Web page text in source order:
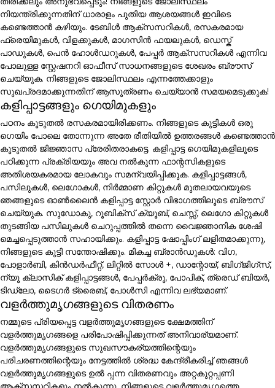
നിയന്ത്രിക്കുന്നതിന് ധാരാളം പുതിയ ആശയങ്ങൾ ഇവിടെ
കണ്ടെത്താൻ കഴിയും. ടേബിൾ ആക്സസറികൾ, രസകരമായ
ഫ്രെയിമുകൾ, വിളക്കുകൾ, മാഗസിൻ ഫയലുകൾ, ഡെസ്ക്
പാഡുകൾ, പെൻ ഹോൾഡറുകൾ, പേപ്പർ ആക്സസറികൾ എന്നിവ
പോലുള്ള സ്റ്റേഷനറി ഓഫീസ് സാധനങ്ങളുടെ ശേഖരം ബ്രൗസ്
ചെയ്യുക. നിങ്ങളുടെ ജോലിസ്ഥലം എന്നത്തേക്കാളും
സുഖപ്രദമാക്കുന്നതിന് ആസൂത്രണം ചെയ്യാൻ സമയമെടുക്കുക!
കളിപ്പാട്ടങ്ങളും ഗെയിമുകളും
പഠനം കൂടുതൽ രസകരമായിരിക്കണം. നിങ്ങളുടെ കുട്ടികൾ ഒരു
ഗെയിം പോലെ തോന്നുന്ന അതേ രീതിയിൽ ഉത്തരങ്ങൾ കണ്ടെത്താൻ
കൂടുതൽ ജിജ്ഞാസ പ്രേരിതരാകട്ടെ. കളിപ്പാട്ട ഗെയിമുകളിലൂടെ
പഠിക്കുന്ന പ്രക്രിയയും അവ നൽകുന്ന ഫാന്റസികളുടെ
അതിശയകരമായ ലോകവും സമന്വയിപ്പിക്കുക. കളിപ്പാട്ടങ്ങൾ,
പസിലുകൾ, ലെഗോകൾ, നിർമ്മാണ കിറ്റുകൾ മുതലായവയുടെ
ഞങ്ങളുടെ ഓൺലൈൻ കളിപ്പാട്ട സ്റ്റോർ വിഭാഗത്തിലൂടെ ബ്രൗസ്
ചെയ്യുക. സുഡോകു, റൂബിക്സ് ക്യൂബ്, ചെസ്സ്, ലെഗോ കിറ്റുകൾ
തുടങ്ങിയ പസിലുകൾ ചെറുപ്പത്തിൽ തന്നെ വൈജ്ഞാനിക ശേഷി
മെച്ചപ്പെടുത്താൻ സഹായിക്കും. കളിപ്പാട്ട ഷോപ്പിംഗ് ലളിതമാക്കുന്നു,
നിങ്ങളുടെ കുട്ടി സന്തോഷിക്കും. മികച്ച ബ്രാൻഡുകൾ: വിഗ,
പോളാർബി, കിൻഡർഫീറ്റ്, ലിറ്റിൽ സോൾ +, ഡാന്റോയ്, ബിഗ്ജിഗ്സ്,
ന്യൂ ക്ലാസിക് കളിപ്പാട്ടങ്ങൾ, പേപ്പർക്രൂ, പോപിക്, ത്രെഡ് ബിയർ,
ടിഡ്ലോ, ടൈഗർ ട്രൈബ്, പോൾസി എന്നിവ ലഭ്യമാണ്.
വളർത്തുമൃഗങ്ങളുടെ വിതരണം
നമ്മുടെ പ്രിയപ്പെട്ട വളർത്തുമൃഗങ്ങളുടെ ക്ഷേമത്തിന്
വളർത്തുമൃഗങ്ങളെ പരിപോഷിപ്പിക്കുന്നത് അനിവാര്യമാണ്.
വളർത്തുമൃഗങ്ങളുടെ സുഖസൗകര്യത്തിന്റെയും
പരിചരണത്തിന്റെയും നേട്ടത്തിൽ ശ്രദ്ധ കേന്ദ്രീകരിച്ച് ഞങ്ങൾ
വളർത്തുമൃഗങ്ങളുടെ ഉൽ പ്പന്ന വിതരണവും അറ്റകുറ്റപ്പണി